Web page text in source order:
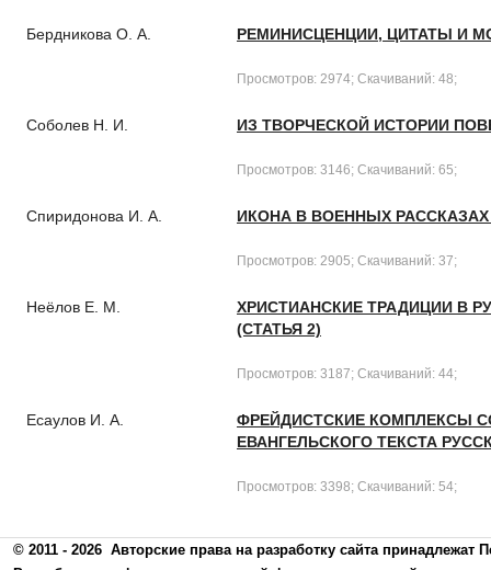
Бердникова О. А. РЕМИНИСЦЕНЦИИ, ЦИТАТЫ И
Просмотров: 2974; Скачиваний: 48;
Соболев Н. И. ИЗ ТВОРЧЕСКОЙ ИСТОРИИ
Просмотров: 3146; Скачиваний: 65;
Спиридонова И. А. ИКОНА В ВОЕННЫХ
Просмотров: 2905; Скачиваний: 37;
Неёлов Е. М.
ХРИСТИАНСКИЕ ТРАДИЦИИ В
(СТАТЬЯ 2)
Просмотров: 3187; Скачиваний: 44;
Есаулов И. А.
ФРЕЙДИСТСКИЕ КОМПЛЕКСЫ
ЕВАНГЕЛЬСКОГО ТЕКСТА
Просмотров: 3398; Скачиваний: 54;
© 2011 - 2026 Авторские права на разработку сайта принадлежат